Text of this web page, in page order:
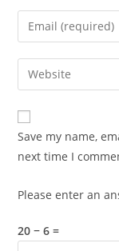
name
comment
Enter
your
email
address
comment
Enter
your
website
URL
(optional)
Save my name,
next time I
Please enter an
20 − 6 =